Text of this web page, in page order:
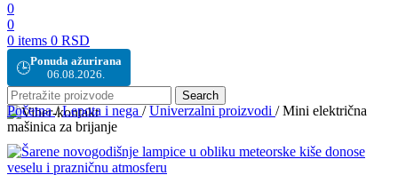
0
0
0 items 0 RSD
🕒Ponuda ažurirana
06.08.2026.
Search
Početna/ Lepota i nega / Univerzalni proizvodi / Mini električna
mašinica za brijanje